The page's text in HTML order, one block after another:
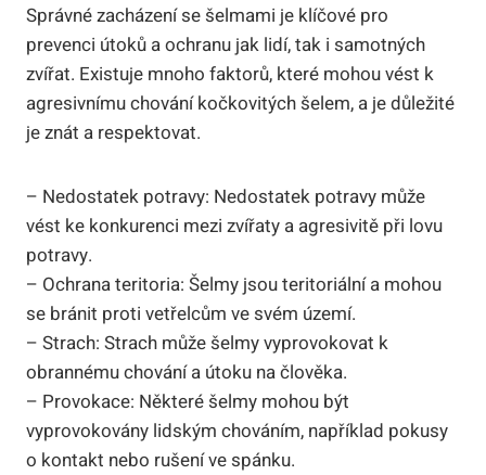
Správné zacházení se šelmami je klíčové pro
prevenci útoků a ochranu jak lidí, tak i samotných
zvířat. Existuje mnoho faktorů, které mohou vést k
agresivnímu chování kočkovitých šelem, a je důležité
je znát a respektovat.
– Nedostatek potravy: Nedostatek potravy může
vést ke konkurenci mezi zvířaty a agresivitě při lovu
potravy.
– Ochrana teritoria: Šelmy jsou teritoriální a mohou
se bránit proti vetřelcům ve svém území.
– Strach: Strach může šelmy vyprovokovat k
obrannému chování a útoku na člověka.
– Provokace: Některé šelmy mohou být
vyprovokovány lidským chováním, například pokusy
o kontakt nebo rušení ve spánku.